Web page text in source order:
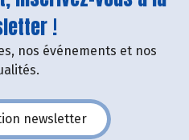
!
nos événements et nos
newsletter